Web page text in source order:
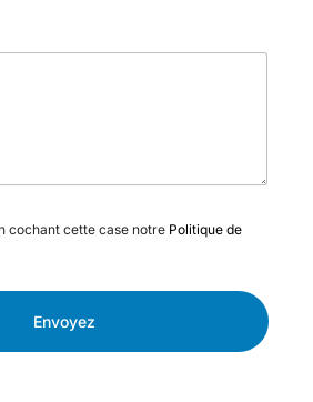
cochant cette case notre Politique de
Envoyez